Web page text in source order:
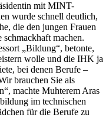
mit MINT-
wurde schnell deutlich,
die den jungen Frauen
machen.
„Bildung“, betonte,
wolle und die IHK ja
bei denen Berufe –
brauchen Sie als
machte Muhterem Aras
im technischen
für die Berufe zu